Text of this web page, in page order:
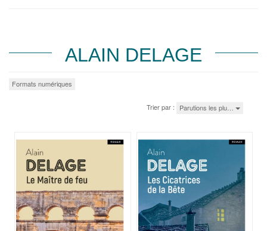
ALAIN DELAGE
Formats numériques
Trier par : Parutions les plu…